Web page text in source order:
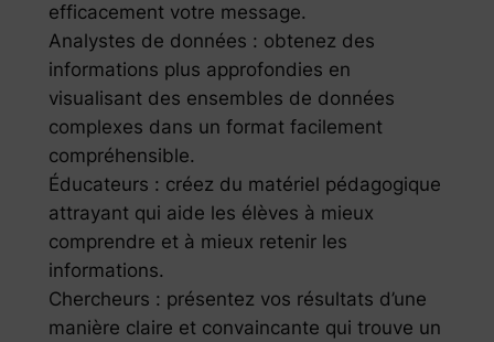
efficacement votre message.
Analystes de données : obtenez des
informations plus approfondies en
visualisant des ensembles de données
complexes dans un format facilement
compréhensible.
Éducateurs : créez du matériel pédagogique
attrayant qui aide les élèves à mieux
comprendre et à mieux retenir les
informations.
Chercheurs : présentez vos résultats d’une
manière claire et convaincante qui trouve un